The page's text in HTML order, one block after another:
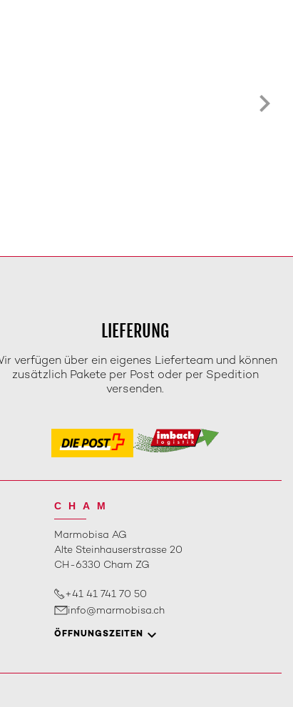
LIEFERUNG
verfügen über ein eigenes Lieferteam und können
zusätzlich Pakete per Post oder per Spedition
versenden.
CHAM
Marmobisa AG
Alte Steinhauserstrasse 20
CH-6330 Cham ZG
+41 41 741 70 50
info@marmobisa.ch
ÖFFNUNGSZEITEN